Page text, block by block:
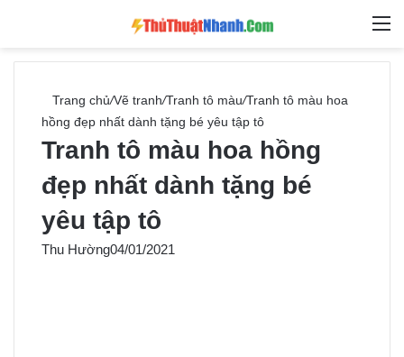
Tìm
Trang chủ/Vẽ tranh/Tranh tô màu/Tranh tô màu hoa
hồng đẹp nhất dành tặng bé yêu tập tô
Tranh tô màu hoa hồng
đẹp nhất dành tặng bé
yêu tập tô
Thu Hường04/01/2021